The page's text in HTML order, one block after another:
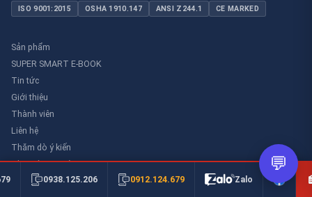
ISO 9001:2015 OSHA 1910.147 ANSI Z244.1 CE MARKED
Sản phẩm
SUPER SMART E-BOOK
Tin tức
Giới thiệu
Thành viên
Liên hệ
Thăm dò ý kiến
Thư viên an toàn
0938.125.206 0912.124.679 Zalo
💬